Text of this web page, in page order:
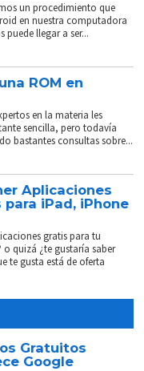
un procedimiento que
en nuestra computadora
puede llegar a ser...
ROM en
en la materia les
sencilla, pero todavía
bastantes consultas sobre...
Aplicaciones
iPad, iPhone
gratis para tu
quizá ¿te gustaría saber
te gusta está de oferta
Gratuitos
Google